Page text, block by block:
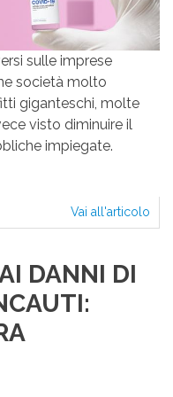
sulle imprese
società molto
giganteschi, molte
visto diminuire il
impiegate.
Vai all'articolo
IM
DANNI DI